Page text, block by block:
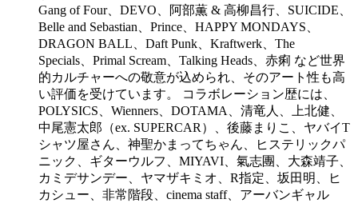
Gang of Four、DEVO、阿部薫 & 高柳昌行、SUICIDE、
Belle and Sebastian、Prince、HAPPY MONDAYS、
DRAGON BALL、Daft Punk、Kraftwerk、The
Specials、Primal Scream、Talking Heads、赤痢 など世界
的カルチャーへの敬意が込められ、そのアート性も高
い評価を受けています。 コラボレーション歴には、
POLYSICS、Wienners、DOTAMA、清竜人、上北健、
中尾憲太郎（ex. SUPERCAR）、後藤まりこ、ヤバイT
シャツ屋さん、神聖かまってちゃん、ヒステリックパ
ニック、ギターウルフ、MIYAVI、氣志團、大森靖子、
カミデサンデー、ヤマザキミオ、R指定、坂田明、ヒ
カシュー、非常階段、cinema staff、アーバンギャル